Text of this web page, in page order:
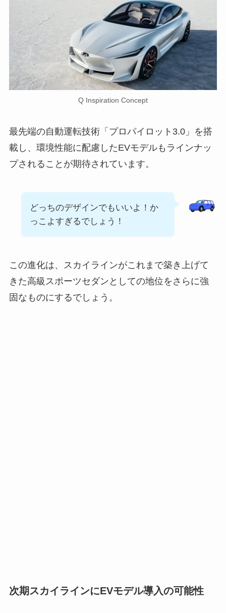
Q Inspiration Concept
最先端の自動運転技術「プロパイロット3.0」を搭
載し、環境性能に配慮したEVモデルもラインナッ
プされることが期待されています。
どっちのデザインでもいいよ！か
っこよすぎるでしょう！
この進化は、スカイラインがこれまで築き上げて
きた高級スポーツセダンとしての地位をさらに強
固なものにするでしょう。
次期スカイラインにEVモデル導入の可能性